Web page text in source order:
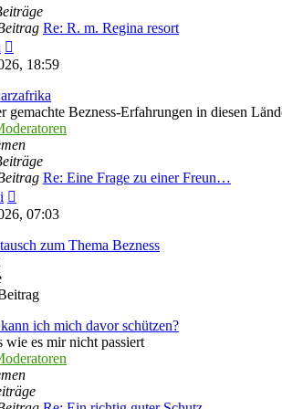
Re: R. m. Regina resort
Beitrag
18:59
gemachte Bezness-Erfahrungen in diesen
Re: Eine Frage zu einer Freun…
Beitrag
07:03
zum Thema Bezness
ich mich davor schützen?
es mir nicht passiert